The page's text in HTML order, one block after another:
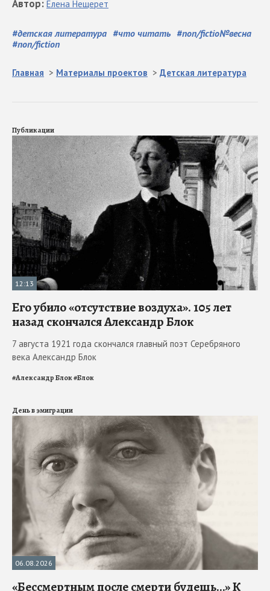
#детская литература #что читать #non/fictio№весна
#non/fiction
Автор: Елена Нещерет
Главная > Материалы проектов > Детская литература
Публикации
12:13
Его убило «отсутствие воздуха». 105 лет
назад скончался Александр Блок
7 августа 1921 года скончался главный поэт Серебряного
века Александр Блок
#Александр Блок#Блок
День в эмиграции
06.08.2026
«Бессмертным после смерти будешь…» К